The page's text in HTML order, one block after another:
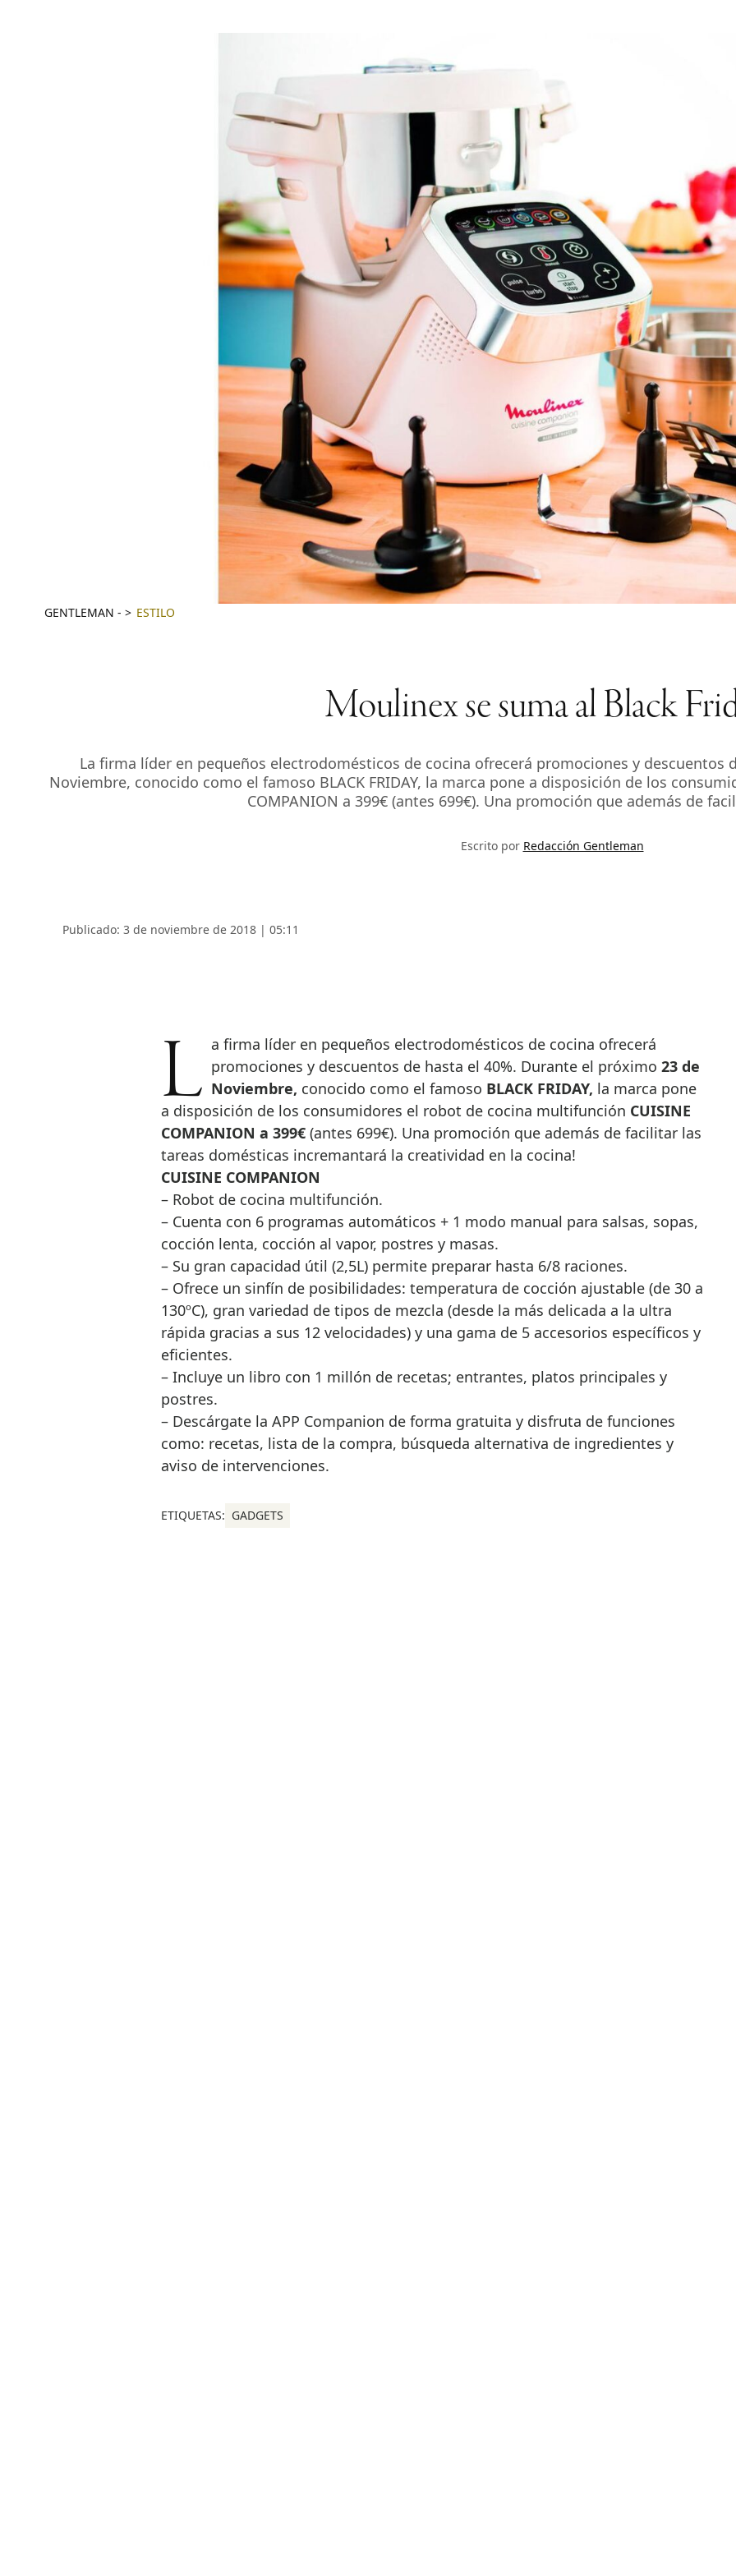
GENTLEMAN - ESTILO
Moulinex se suma al Black
La firma líder en pequeños electrodomésticos de cocina ofrecerá promociones y descuentos
Noviembre, conocido como el famoso BLACK FRIDAY, la marca pone a disposición de los
COMPANION a 399€ (antes 699€). Una promoción que además de
Escrito por Redacción Gentleman
Publicado: 3 de noviembre de 2018 | 05:11
La firma líder en pequeños electrodomésticos de cocina ofrecerá promociones y descuentos de hasta el 40%. Durante el próximo 23 de
Noviembre, conocido como el famoso BLACK FRIDAY, la marca pone
a disposición de los consumidores el robot de cocina multifunción CUISINE
COMPANION a 399€(antes 699€). Una promoción que además de facilitar las
tareas domésticas incremantará la creatividad en la cocina!
CUISINE COMPANION
– Robot de cocina multifunción.
– Cuenta con 6 programas automáticos + 1 modo manual para salsas, sopas,
cocción lenta, cocción al vapor, postres y masas.
– Su gran capacidad útil (2,5L) permite preparar hasta 6/8 raciones.
– Ofrece un sinfín de posibilidades: temperatura de cocción ajustable (de 30 a
130ºC), gran variedad de tipos de mezcla (desde la más delicada a la ultra
rápida gracias a sus 12 velocidades) y una gama de 5 accesorios específicos y
eficientes.
– Incluye un libro con 1 millón de recetas; entrantes, platos principales y
postres.
– Descárgate la APP Companion de forma gratuita y disfruta de funciones
como: recetas, lista de la compra, búsqueda alternativa de ingredientes y
aviso de intervenciones.
ETIQUETAS: GADGETS